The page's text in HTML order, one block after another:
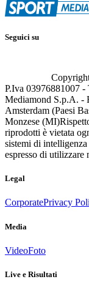
Seguici su
P.Iva 03976881007
Mediamond S.p.A. -
Amsterdam (Paesi
Monzese (MI)
riprodotti è vietata
sistemi di
espresso di utilizzare
Legal
CorporatePrivacy
Media
VideoFoto
Live e Risultati